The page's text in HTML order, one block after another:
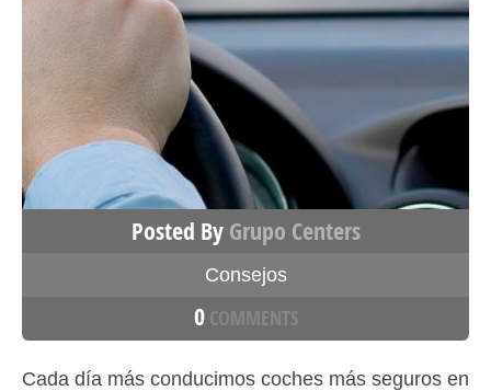
Posted By Grupo Centers
Consejos
0COMMENTS
Cada día más conducimos coches más seguros en